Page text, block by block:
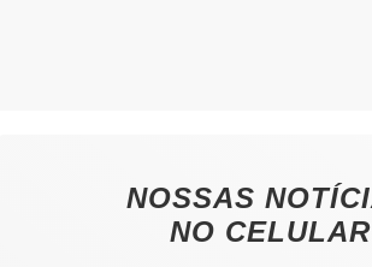
NOSSAS
NO CELULAR